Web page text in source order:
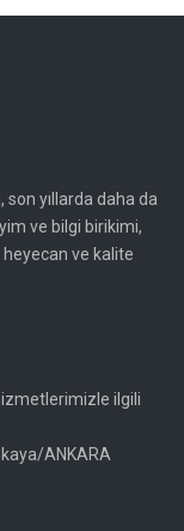
son yıllarda daha da
ve bilgi birikimi,
ve kalite
ilgili
ANKARA